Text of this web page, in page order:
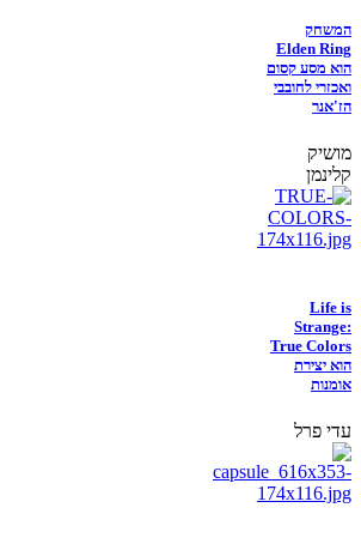
המשחק
Elden Ring
הוא מסע קסום
ואכזרי לחובבי
הז'אנר
מושיק
קלינמן
Life is
Strange:
True Colors
הוא יצירת
אומנות
עדי פרל